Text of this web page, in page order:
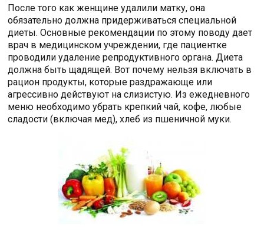
После того как женщине удалили матку, она
обязательно должна придерживаться специальной
диеты. Основные рекомендации по этому поводу дает
врач в медицинском учреждении, где пациентке
проводили удаление репродуктивного органа. Диета
должна быть щадящей. Вот почему нельзя включать в
рацион продукты, которые раздражающе или
агрессивно действуют на слизистую. Из ежедневного
меню необходимо убрать крепкий чай, кофе, любые
сладости (включая мед), хлеб из пшеничной муки.